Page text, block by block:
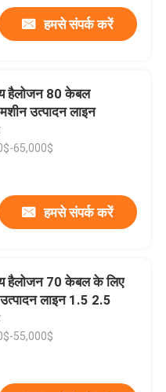
हमसे संपर्क करें
हैलोजन 80 केबल
उत्पादन लाइन
65,000$
हमसे संपर्क करें
हैलोजन 70 केबल के लिए
लाइन 1.5 2.5
55,000$